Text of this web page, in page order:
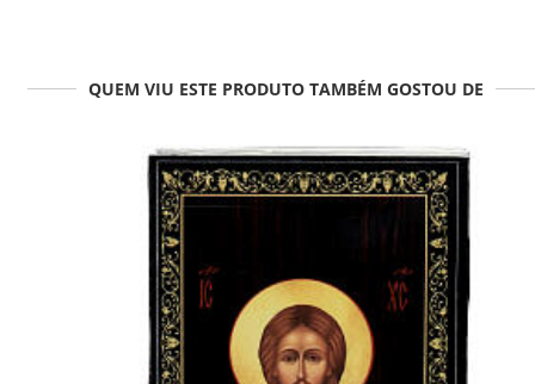
QUEM VIU ESTE PRODUTO TAMBÉM GOSTOU DE